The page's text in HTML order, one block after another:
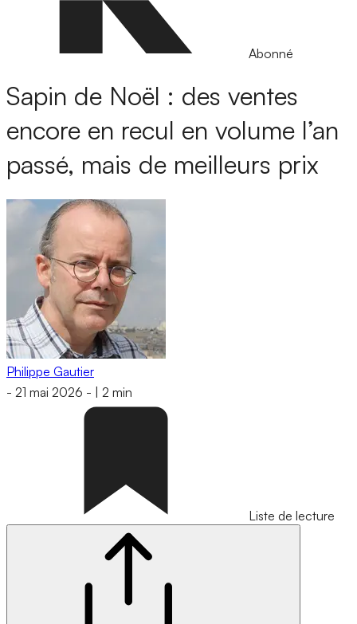
Abonné
Sapin de Noël : des ventes
encore en recul en volume l’an
passé, mais de meilleurs prix
Philippe Gautier
- 21 mai 2026 - 2 min
Liste de lecture